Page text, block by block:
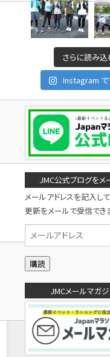
さらに読み込
Instagram で
JMC公式ブログをメ
メールアドレスを記入し
更新をメールで受信でき
ー
ル
ア
ド
レ
JMCメールマガ